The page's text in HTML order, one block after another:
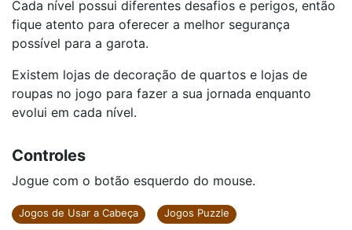
Cada nível possui diferentes desafios e perigos, então
fique atento para oferecer a melhor segurança
possível para a garota.
Existem lojas de decoração de quartos e lojas de
roupas no jogo para fazer a sua jornada enquanto
evolui em cada nível.
Controles
Jogue com o botão esquerdo do mouse.
Jogos de Usar a Cabeça
Jogos Puzzle